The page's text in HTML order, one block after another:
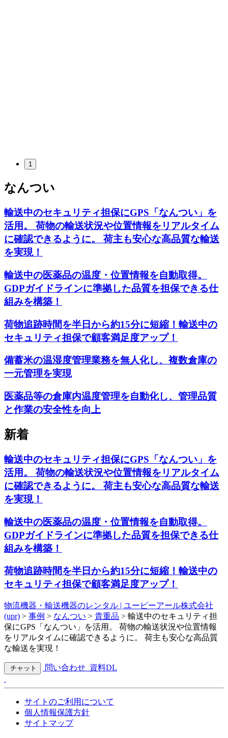
1
なんつい
輸送中のセキュリティ担保にGPS「なんつい」を
活用。 荷物の輸送状況や位置情報をリアルタイム
に確認できるように。 荷主も安心な高品質な輸送
を実現！
輸送中の医薬品の温度・位置情報を自動取得。
GDPガイドラインに準拠した品質を担保できる仕
組みを構築！
荷物追跡時間を半日から約15分に短縮！輸送中の
セキュリティ担保で顧客満足度アップ！
備蓄米の温湿度管理業務を無人化し、複数倉庫の
一元管理を実現
医薬品等の倉庫内温度管理を自動化し、管理品質
と作業の安全性を向上
新着
輸送中のセキュリティ担保にGPS「なんつい」を
活用。 荷物の輸送状況や位置情報をリアルタイム
に確認できるように。 荷主も安心な高品質な輸送
を実現！
輸送中の医薬品の温度・位置情報を自動取得。
GDPガイドラインに準拠した品質を担保できる仕
組みを構築！
荷物追跡時間を半日から約15分に短縮！輸送中の
セキュリティ担保で顧客満足度アップ！
物流機器・輸送機器のレンタル | ユーピーアール株式会社
(upr) > 事例 > なんつい > 貴重品 > 輸送中のセキュリティ担
保にGPS「なんつい」を活用。 荷物の輸送状況や位置情報
をリアルタイムに確認できるように。 荷主も安心な高品質
な輸送を実現！
チャット 問い合わせ 資料DL
サイトのご利用について
個人情報保護方針
サイトマップ